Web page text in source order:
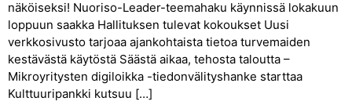
näköiseksi! Nuoriso-Leader-teemahaku käynnissä lokakuun
loppuun saakka Hallituksen tulevat kokoukset Uusi
verkkosivusto tarjoaa ajankohtaista tietoa turvemaiden
kestävästä käytöstä Säästä aikaa, tehosta taloutta –
Mikroyritysten digiloikka -tiedonvälityshanke starttaa
Kulttuuripankki kutsuu […]